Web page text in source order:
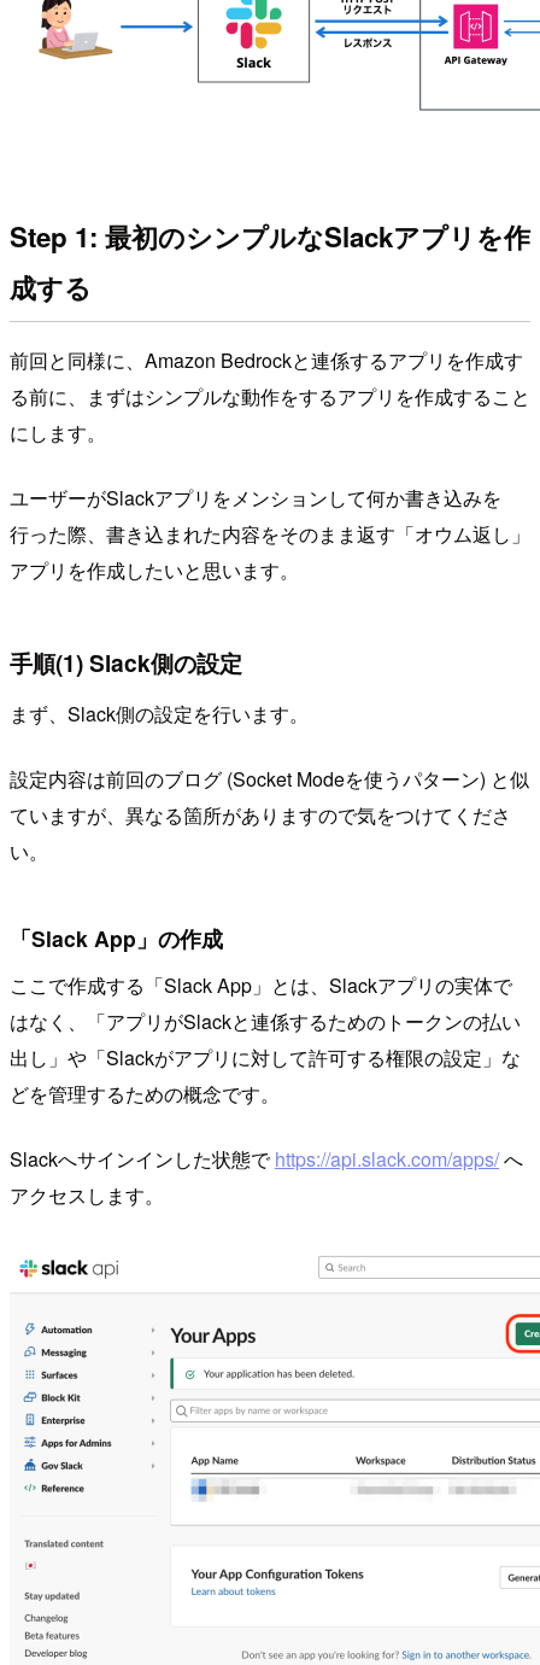
Step 1: 最初のシンプルなSlackアプリを作
成する
前回と同様に、Amazon Bedrockと連係するアプリを作成す
る前に、まずはシンプルな動作をするアプリを作成すること
にします。
ユーザーがSlackアプリをメンションして何か書き込みを
行った際、書き込まれた内容をそのまま返す「オウム返し」
アプリを作成したいと思います。
手順(1) Slack側の設定
まず、Slack側の設定を行います。
設定内容は前回のブログ (Socket Modeを使うパターン) と似
ていますが、異なる箇所がありますので気をつけてくださ
い。
「Slack App」の作成
ここで作成する「Slack App」とは、Slackアプリの実体で
はなく、「アプリがSlackと連係するためのトークンの払い
出し」や「Slackがアプリに対して許可する権限の設定」な
どを管理するための概念です。
Slackへサインインした状態でhttps://api.slack.com/apps/へ
アクセスします。